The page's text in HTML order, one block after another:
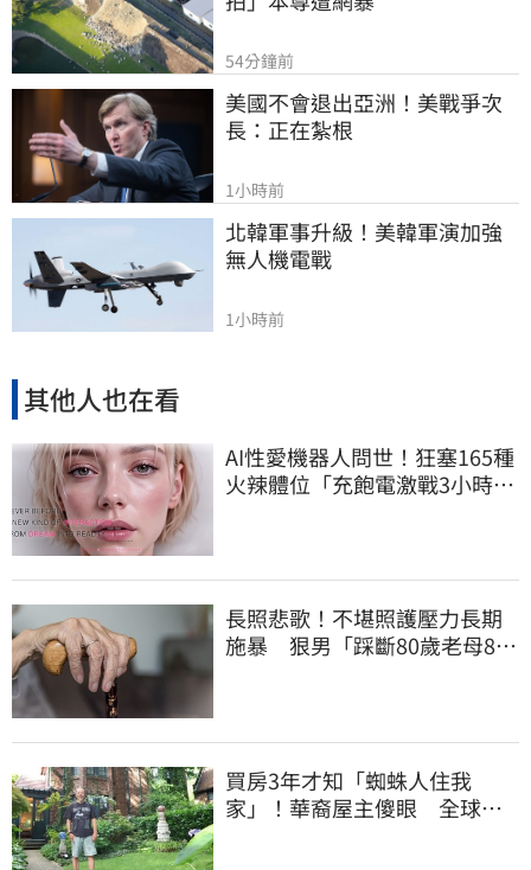
54分鐘前
美國不會退出亞洲！美戰爭次
長：正在紮根
1小時前
北韓軍事升級！美韓軍演加強
無人機電戰
1小時前
其他人也在看
AI性愛機器人問世！狂塞165種
火辣體位「充飽電激戰3小時」
長照悲歌！不堪照護壓力長期
施暴 狠男「踩斷80歲老母8根
買房3年才知「蜘蛛人住我
家」！華裔屋主傻眼 全球童